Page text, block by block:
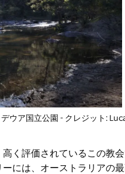
デウア国立公園 - クレジット:
く評価されているこの教
ーには、オーストラリアの